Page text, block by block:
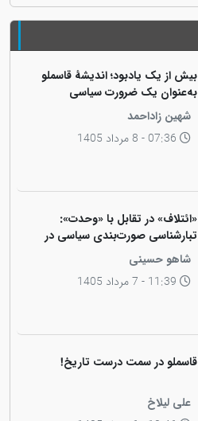
بیش از یک یادبود؛ اندیشهٔ قاسملو
به‌عنوان یک ضرورت سیاسی
شهین زاداحمد
«ائتلاف» در تقابل با «وحدت»:
تبارشناسی صورت‌بندی سیاسی در
جامعه کوردی
شاهو حسینی
قاسملو در سمت درست تاریخ!
علی لیلاخ